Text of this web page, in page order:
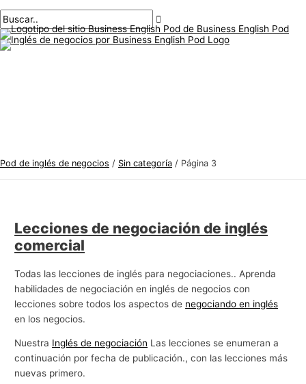
al
contenido
principal
Pod de inglés de negocios / Sin categoría / Página 3
Lecciones de negociación de inglés
comercial
Todas las lecciones de inglés para negociaciones.. Aprenda
habilidades de negociación en inglés de negocios con
lecciones sobre todos los aspectos de negociando en inglés
en los negocios.
Nuestra Inglés de negociación Las lecciones se enumeran a
continuación por fecha de publicación., con las lecciones más
nuevas primero.
de
publicaciones
T
e
m
s
d
n
e
g
o
c
i
B
u
s